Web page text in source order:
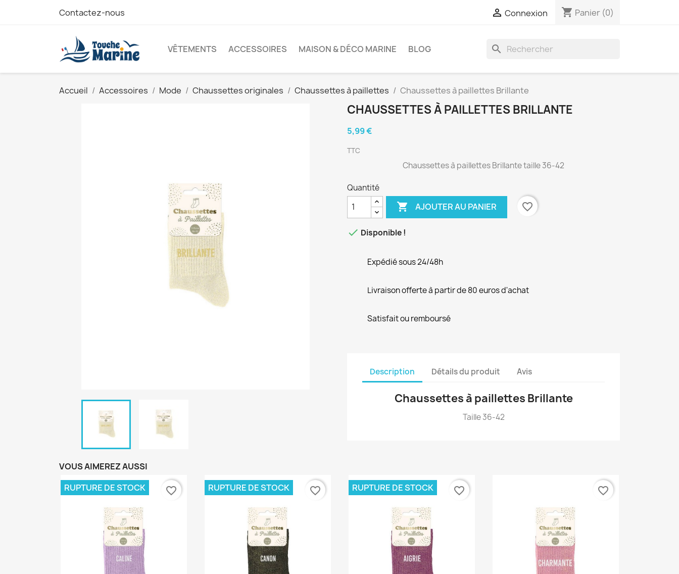
Contactez-nous  Connexion shopping_cart Panier (0)
VÊTEMENTS ACCESSOIRES MAISON & DÉCO MARINE BLOG search
Accueil Accessoires Mode Chaussettes originales Chaussettes à paillettes Chaussettes à paillettes Brillante
CHAUSSETTES À PAILLETTES BRILLANTE
5,99 €
TTC
Chaussettes à paillettes Brillante taille 36-42
Quantité
 AJOUTER AU PANIER favorite_border
 Disponible !
Expédié sous 24/48h
Livraison offerte à partir de 80 euros d'achat
Satisfait ou remboursé
Description Détails du produit Avis
Chaussettes à paillettes Brillante
Taille 36-42
VOUS AIMEREZ AUSSI
RUPTURE DE STOCK favorite_border RUPTURE DE STOCK favorite_border RUPTURE DE STOCK favorite_border favorite_border